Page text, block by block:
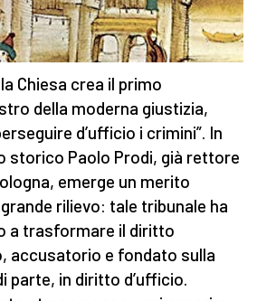
Chiesa crea il primo
della moderna giustizia,
d’ufficio i crimini”. In
storico Paolo Prodi, già rettore
emerge un merito
rilievo: tale tribunale ha
a trasformare il diritto
accusatorio e fondato sulla
parte, in diritto d’ufficio.